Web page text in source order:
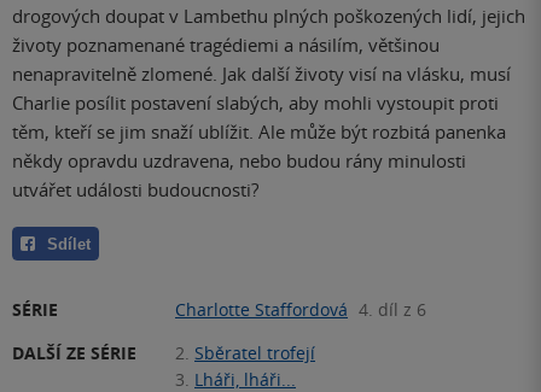
drogových doupat v Lambethu plných poškozených lidí, jejich
životy poznamenané tragédiemi a násilím, většinou
nenapravitelně zlomené. Jak další životy visí na vlásku, musí
Charlie posílit postavení slabých, aby mohli vystoupit proti
těm, kteří se jim snaží ublížit. Ale může být rozbitá panenka
někdy opravdu uzdravena, nebo budou rány minulosti
utvářet události budoucnosti?
Sdílet
SÉRIE Charlotte Staffordová 4. díl z 6
DALŠÍ ZE SÉRIE
2. Sběratel trofejí
3. Lháři, lháři...